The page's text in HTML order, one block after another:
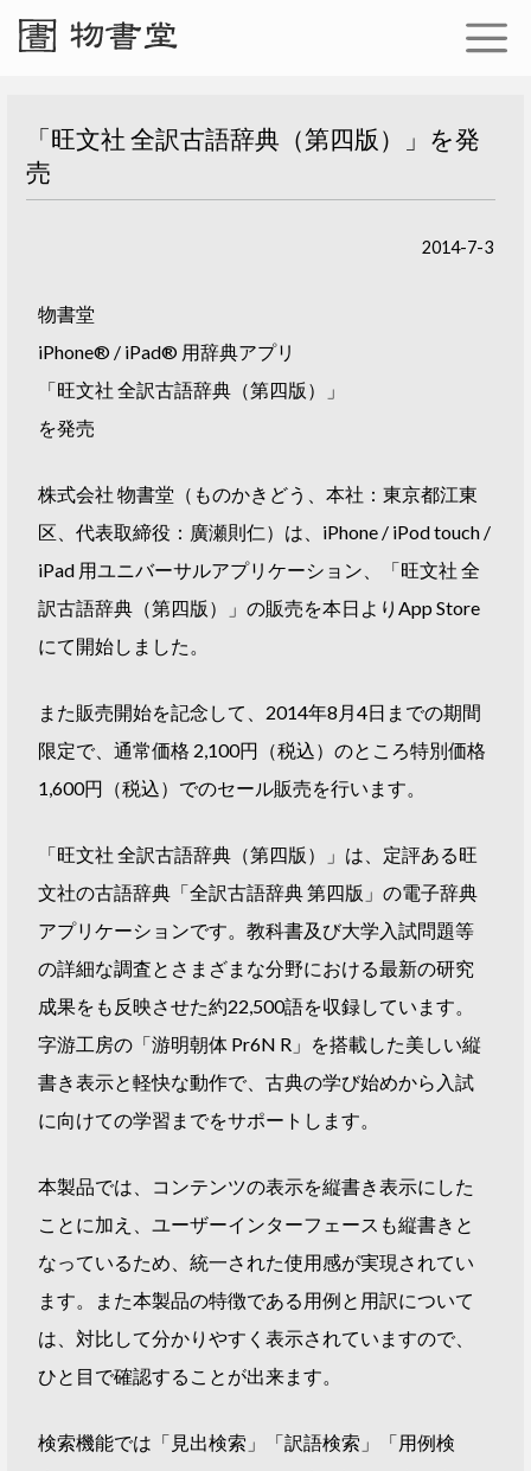
「旺文社 全訳古語辞典（第四版）」を発
売
2014-7-3
物書堂
iPhone® / iPad® 用辞典アプリ
「旺文社 全訳古語辞典（第四版）」
を発売
株式会社 物書堂（ものかきどう、本社：東京都江東
区、代表取締役：廣瀬則仁）は、iPhone / iPod touch /
iPad 用ユニバーサルアプリケーション、「旺文社 全
訳古語辞典（第四版）」の販売を本日よりApp Store
にて開始しました。
また販売開始を記念して、2014年8月4日までの期間
限定で、通常価格 2,100円（税込）のところ特別価格
1,600円（税込）でのセール販売を行います。
「旺文社 全訳古語辞典（第四版）」は、定評ある旺
文社の古語辞典「全訳古語辞典 第四版」の電子辞典
アプリケーションです。教科書及び大学入試問題等
の詳細な調査とさまざまな分野における最新の研究
成果をも反映させた約22,500語を収録しています。
字游工房の「游明朝体 Pr6N R」を搭載した美しい縦
書き表示と軽快な動作で、古典の学び始めから入試
に向けての学習までをサポートします。
本製品では、コンテンツの表示を縦書き表示にした
ことに加え、ユーザーインターフェースも縦書きと
なっているため、統一された使用感が実現されてい
ます。また本製品の特徴である用例と用訳について
は、対比して分かりやすく表示されていますので、
ひと目で確認することが出来ます。
検索機能では「見出検索」「訳語検索」「用例検